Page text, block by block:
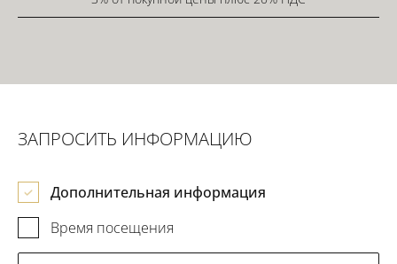
ЗАПРОСИТЬ ИНФОРМАЦИЮ
Дополнительная информация
Время посещения